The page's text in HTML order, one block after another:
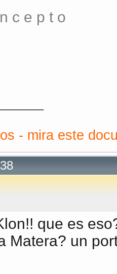
c e p t o
- mira este
que es
Matera? un